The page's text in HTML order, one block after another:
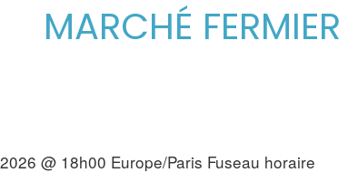
MARCHÉ FERMIER
@ 18h00 Europe/Paris Fuseau horaire